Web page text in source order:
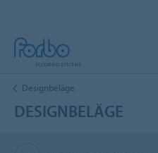
Designbeläge
DESIGNBELÄGE